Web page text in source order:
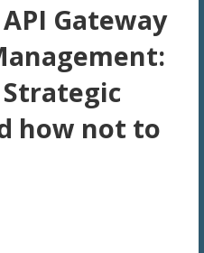
Gateway
how not to